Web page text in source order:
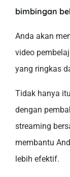
bimbingan
Anda akan
video
yang ringkas
Tidak hanya
dengan
streaming
membantu
lebih efektif.